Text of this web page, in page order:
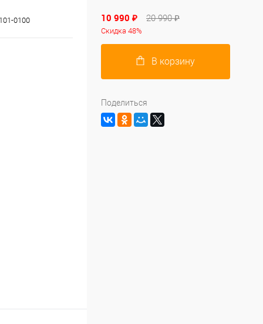
0100 10 990 ₽ 20 990 ₽
Скидка 48%
В корзину
Поделиться